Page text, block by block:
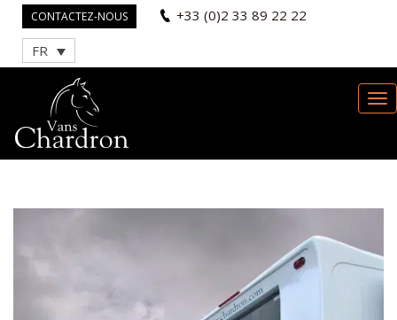
CONTACTEZ-NOUS +33 (0)2 33 89 22 22
FR